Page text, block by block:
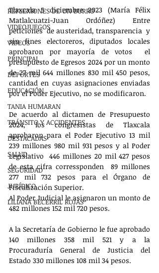
REFLEXIONES DE UN BURRO
VIDEOJUEGOS
VIDEOS
PRINCIPAL
DEPORTES
EDUCACIÓN
TANIA HUMARAN
TRÁNSITO Y ACCIDENTES
DESTACADAS
SALUD
SEGURIDAD
JURÍDICO
LILIANA BECERRIL ROJAS
Tlaxcala 5 diciembre 2023 (María Félix
Matlalcuatzi-Juan Ordóñez) Entre
peticiones  de austeridad, transparencia  y
sin fines electoreros, diputados locales
aprobaron por mayoría de votos  el
presupuesto de Egresos 2024 por un monto
de 27 mil 644 millones 830 mil 450 pesos,
cantidad en cuyas asignaciones enviadas
por el Poder Ejecutivo, no se modificaron.
De acuerdo al dictamen de Presupuesto
2024, los congresistas de Tlaxcala
aprobaron para el Poder Ejecutivo 13 mil
239 millones 980 mil 931 pesos y al Poder
Legislativo  446 millones 20 mil 427 pesos
de esta cifra corressponden  89 millones
277 mil 732 pesos para el Órgano de
Fiscalización Superior.
Al Poder Judicial le asignaron un monto de
482 millones 152 mil 720 pesos.
A la Secretaría de Gobierno le fue aprobado
140 millones 358 mil 521 y a la
Procuraduría General de Justicia del
Estado 330 millones 108 mil 34 pesos.